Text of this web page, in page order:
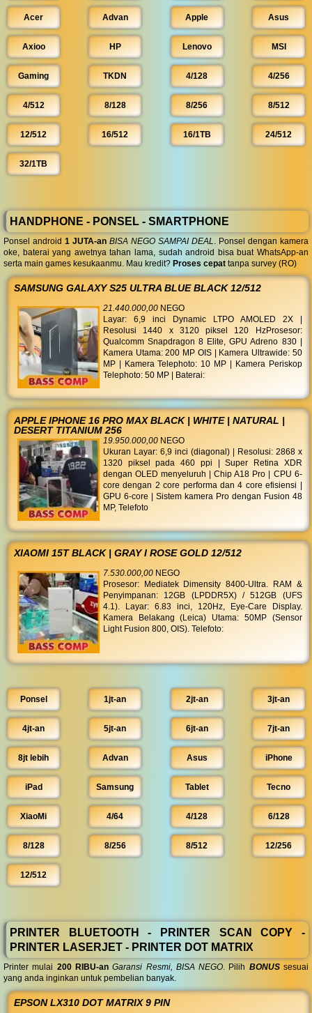
Acer Advan Apple Asus
Axioo HP Lenovo MSI
Gaming TKDN 4/128 4/256
4/512 8/128 8/256 8/512
12/512 16/512 16/1TB 24/512
32/1TB
HANDPHONE - PONSEL - SMARTPHONE
Ponsel android 1 JUTA-an BISA NEGO SAMPAI DEAL. Ponsel dengan kamera
oke, baterai yang awetnya tahan lama, sudah android bisa buat WhatsApp-an
serta main games kesukaanmu. Mau kredit? Proses cepat tanpa survey (RO)
SAMSUNG GALAXY S25 ULTRA BLUE BLACK 12/512
21.440.000,00 NEGO
Layar: 6,9 inci Dynamic LTPO AMOLED 2X |
Resolusi 1440 x 3120 piksel 120 HzProsesor:
Qualcomm Snapdragon 8 Elite, GPU Adreno 830 |
Kamera Utama: 200 MP OIS | Kamera Ultrawide: 50
MP | Kamera Telephoto: 10 MP | Kamera Periskop
Telephoto: 50 MP | Baterai:
APPLE IPHONE 16 PRO MAX BLACK | WHITE | NATURAL |
DESERT TITANIUM 256
19.950.000,00 NEGO
Ukuran Layar: 6,9 inci (diagonal) | Resolusi: 2868 x
1320 piksel pada 460 ppi | Super Retina XDR
dengan OLED menyeluruh | Chip A18 Pro | CPU 6-
core dengan 2 core performa dan 4 core efisiensi |
GPU 6-core | Sistem kamera Pro dengan Fusion 48
MP, Telefoto
XIAOMI 15T BLACK | GRAY I ROSE GOLD 12/512
7.530.000,00 NEGO
Prosesor: Mediatek Dimensity 8400-Ultra. RAM &
Penyimpanan: 12GB (LPDDR5X) / 512GB (UFS
4.1). Layar: 6.83 inci, 120Hz, Eye-Care Display.
Kamera Belakang (Leica) Utama: 50MP (Sensor
Light Fusion 800, OIS). Telefoto:
Ponsel 1jt-an 2jt-an 3jt-an
4jt-an 5jt-an 6jt-an 7jt-an
8jt lebih Advan Asus iPhone
iPad Samsung Tablet Tecno
XiaoMi 4/64 4/128 6/128
8/128 8/256 8/512 12/256
12/512
PRINTER BLUETOOTH - PRINTER SCAN COPY -
PRINTER LASERJET - PRINTER DOT MATRIX
Printer mulai 200 RIBU-an Garansi Resmi, BISA NEGO. Pilih BONUSsesuai
yang anda inginkan untuk pembelian banyak.
EPSON LX310 DOT MATRIX 9 PIN